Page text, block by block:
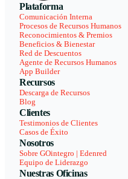
Plataforma
Comunicación Interna
Procesos de Recursos Humanos
Reconocimientos & Premios
Beneficios & Bienestar
Red de Descuentos
Agente de Recursos Humanos
App Builder
Recursos
Descarga de Recursos
Blog
Clientes
Testimonios de Clientes
Casos de Éxito
Nosotros
Sobre GOintegro | Edenred
Equipo de Liderazgo
Nuestras Oficinas